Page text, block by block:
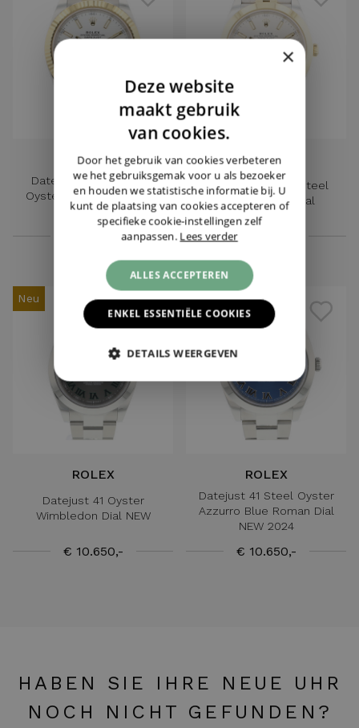
ROLEX
Datejust 41 Steel Gold
Oyster Fluted White Dial
NEW '23
€ 15.500,-
ROLEX
Datejust 41 Gold Steel
Jubilee SIlver Dial
€ 12.850,-
Neu
ROLEX
Datejust 41 Oyster
Wimbledon Dial NEW
€ 10.650,-
Neu
ROLEX
Datejust 41 Steel Oyster
Azzurro Blue Roman Dial
NEW 2024
€ 10.650,-
HABEN SIE IHRE NEUE UHR
NOCH NICHT GEFUNDEN?
GERMAN
×
Deze website
maakt gebruik
van cookies.
Door het gebruik van cookies verbeteren
we het gebruiksgemak voor u als bezoeker
en houden we statistische informatie bij. U
kunt de plaatsing van cookies accepteren of
specifieke cookie-instellingen zelf
aanpassen. Lees verder
ALLES ACCEPTEREN
ENKEL ESSENTIËLE COOKIES
DETAILS WEERGEVEN